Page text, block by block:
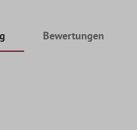
Bewertungen